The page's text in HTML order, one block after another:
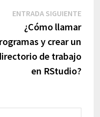
ENTRADA SIGUIENTE
¿Cómo llamar
y crear un
de trabajo
en RStudio?